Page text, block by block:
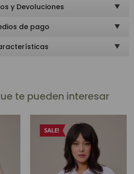
y Devoluciones
de pago
te pueden interesar